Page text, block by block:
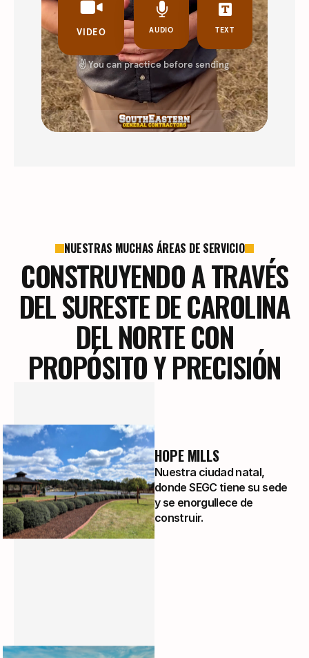
NUESTRAS MUCHAS ÁREAS DE SERVICIO
CONSTRUYENDO A TRAVÉS
DEL SURESTE DE CAROLINA
DEL NORTE CON
PROPÓSITO Y PRECISIÓN
HOPE MILLS
Nuestra ciudad natal,
donde SEGC tiene su sede
y se enorgullece de
construir.